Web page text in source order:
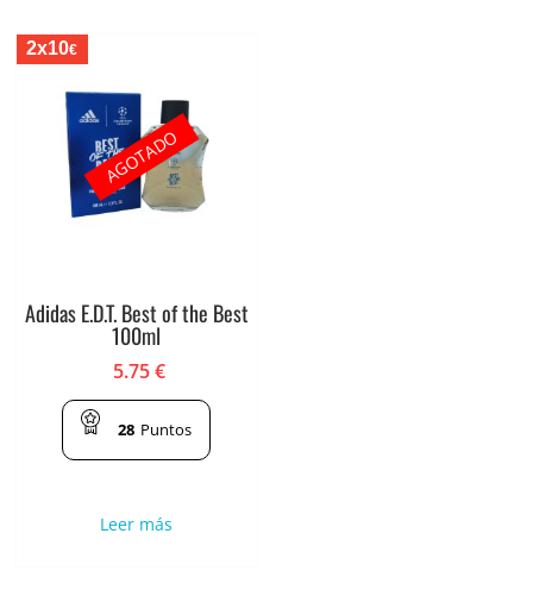
2x10€
Adidas E.D.T. Best of the Best
100ml
5.75€
28 Puntos
Leer más
AGOTADO